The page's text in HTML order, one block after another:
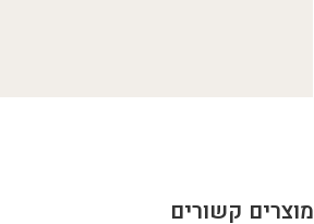
מוצרים קשורים